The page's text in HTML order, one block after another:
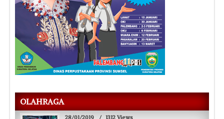
OLAHRAGA
28/01/2019 / 1312 Views